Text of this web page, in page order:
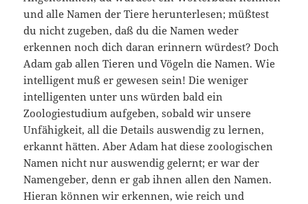
und alle Namen der Tiere herunterlesen; müßtest
du nicht zugeben, daß du die Namen weder
erkennen noch dich daran erinnern würdest? Doch
Adam gab allen Tieren und Vögeln die Namen. Wie
intelligent muß er gewesen sein! Die weniger
intelligenten unter uns würden bald ein
Zoologiestudium aufgeben, sobald wir unsere
Unfähigkeit, all die Details auswendig zu lernen,
erkannt hätten. Aber Adam hat diese zoologischen
Namen nicht nur auswendig gelernt; er war der
Namengeber, denn er gab ihnen allen den Namen.
Hieran können wir erkennen, wie reich und